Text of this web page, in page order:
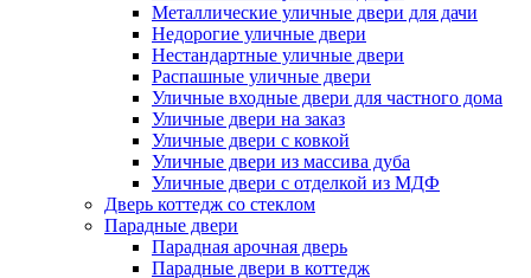
Металлические уличные двери для дачи
Недорогие уличные двери
Нестандартные уличные двери
Распашные уличные двери
Уличные входные двери для частного дома
Уличные двери на заказ
Уличные двери с ковкой
Уличные двери из массива дуба
Уличные двери с отделкой из МДФ
Дверь коттедж со стеклом
Парадные двери
Парадная арочная дверь
Парадные двери в коттедж